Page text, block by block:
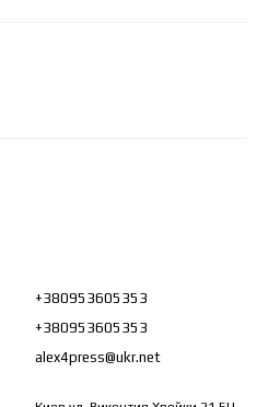
+380953605353
+380953605353
alex4press@ukr.net